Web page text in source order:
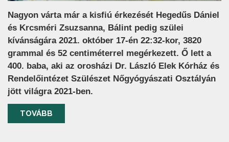
Nagyon várta már a kisfiú érkezését Hegedűs Dániel
és Krcsméri Zsuzsanna, Bálint pedig szülei
kívánságára 2021. október 17-én 22:32-kor, 3820
grammal és 52 centiméterrel megérkezett. Ő lett a
400. baba, aki az orosházi Dr. László Elek Kórház és
Rendelőintézet Szülészet Nőgyógyászati Osztályán
jött világra 2021-ben.
TOVÁBB